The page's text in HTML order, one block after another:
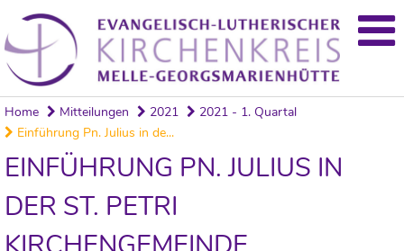
Home Mitteilungen 2021
2021 - 1. Quartal
Einführung Pn. Julius in de...
EINFÜHRUNG PN. JULIUS IN
DER ST. PETRI